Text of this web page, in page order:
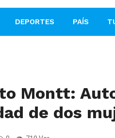
DEPORTES PAÍS
Montt:
de dos